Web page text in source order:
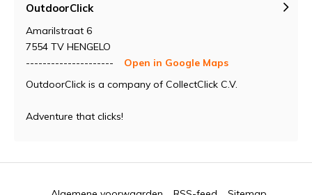
OutdoorClick
Amarilstraat 6
7554 TV HENGELO
---------------------
Open in Google Maps
OutdoorClick is a company of CollectClick C.V.
Adventure that clicks!